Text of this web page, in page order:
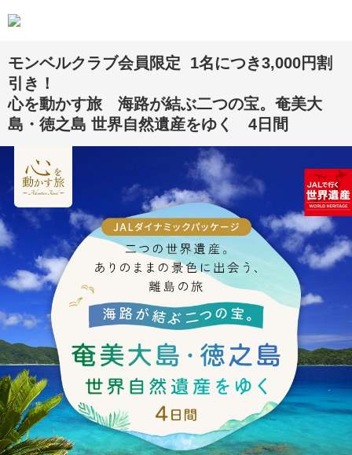
モンベルクラブ会員限定 1名につき3,000円割
引き！
心を動かす旅 海路が結ぶ二つの宝。奄美大
島・徳之島 世界自然遺産をゆく 4日間